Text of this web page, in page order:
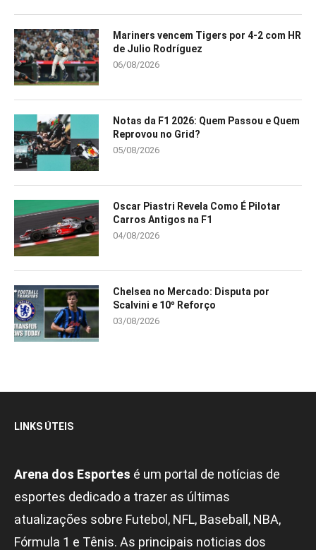
Mariners vencem Tigers por 4-2 com HR
de Julio Rodríguez
06/08/2026
Notas da F1 2026: Quem Passou e Quem
Reprovou no Grid?
05/08/2026
Oscar Piastri Revela Como É Pilotar
Carros Antigos na F1
04/08/2026
Chelsea no Mercado: Disputa por
Scalvini e 10º Reforço
03/08/2026
LINKS ÚTEIS
Arena dos Esportes é um portal de notícias de
esportes dedicado a trazer as últimas
atualizações sobre Futebol, NFL, Baseball, NBA,
Fórmula 1 e Tênis. As principais noticias dos